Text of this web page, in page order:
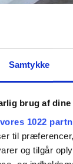
Samtykke
brug af dine
vores 1022
til
og tilgår